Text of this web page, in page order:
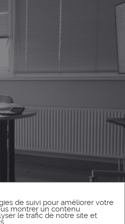
de suivi pour améliorer votre
montrer un contenu
le trafic de notre site et